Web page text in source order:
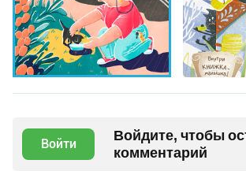
Войти
Войдите, чтобы
комментарий